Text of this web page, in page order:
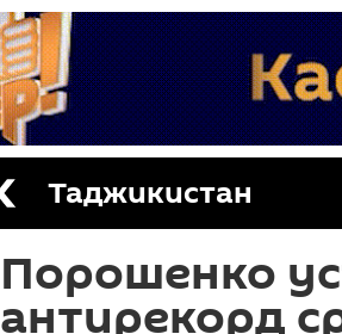
Таджикистан
Порошенко
антирекорд